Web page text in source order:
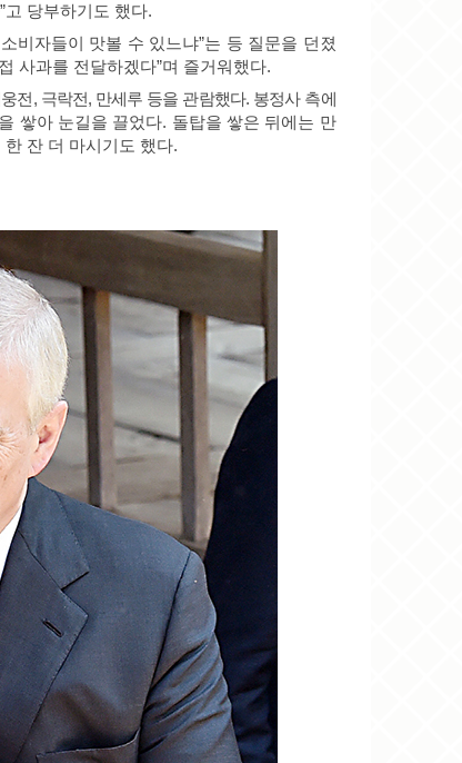
”고 당부하기도 했다.
비자들이 맛볼 수 있느냐”는 등 질문을 던졌
사과를 전달하겠다”며 즐거워했다.
전 , 극락전, 만세루 등을 관람했다. 봉정사 측에
쌓아 눈길을 끌었다. 돌탑을 쌓은 뒤에는 만
한 잔 더 마시기도 했다.